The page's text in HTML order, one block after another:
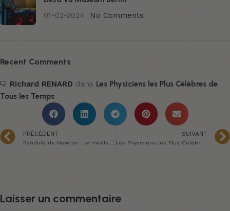
01-02-2024
No Comments
Recent Comments
Richard RENARD dans Les Physiciens les Plus Célèbres de
Tous les Temps
PRÉCÈDENT
Pendule de Newton : le meilleur cadeau à offrir
SUIVANT
Les Physiciens les Plus Célèbres de Tous les Temps
Laisser un commentaire